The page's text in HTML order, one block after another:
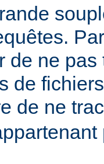
de ne
de
de ne